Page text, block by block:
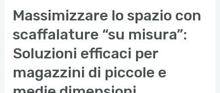
Massimizzare lo spazio con
scaffalature “su misura”:
Soluzioni efficaci per
magazzini di piccole e